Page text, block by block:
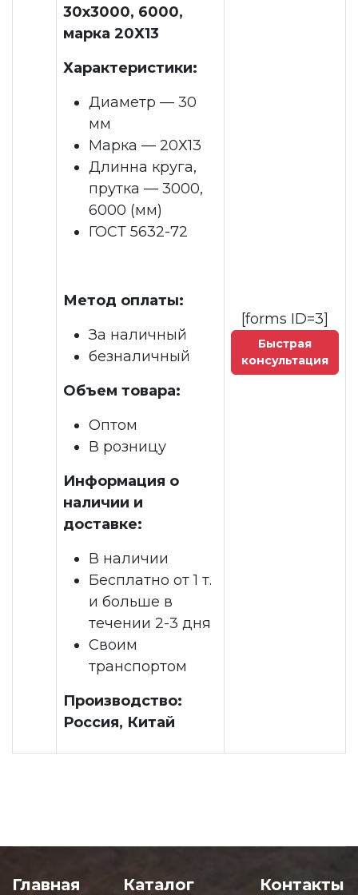
30x3000, 6000,
марка 20Х13
Характеристики:
Диаметр — 30
мм
Марка — 20Х13
Длинна круга,
прутка — 3000,
6000 (мм)
ГОСТ 5632-72
Метод оплаты:
За наличный
безналичный
Объем товара:
Оптом
В розницу
Информация о
наличии и
доставке:
В наличии
Бесплатно от 1 т.
и больше в
течении 2-3 дня
Своим
транспортом
Производство:
Россия, Китай
[forms ID=3]
Быстрая
консультация
Главная Каталог Контакты